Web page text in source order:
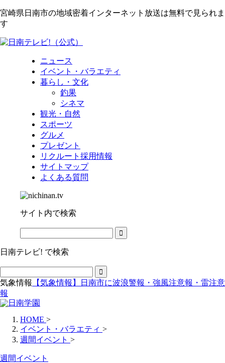
宮崎県日南市の地域密着インターネット放送は無料で見られま
す
ニュース
イベント・バラエティ
暮らし・文化
釣果
シネマ
観光・自然
スポーツ
グルメ
プレゼント
リクルート採用情報
サイトマップ
よくある質問
サイト内で検索
日南テレビ! で検索
気象情報
【気象情報】日南市に波浪警報・強風注意報・雷注意
報
HOME >
イベント・バラエティ >
週間イベント >
週間イベント